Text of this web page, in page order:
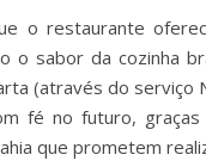
o restaurante
o sabor da cozinha
(através do serviço
fé no futuro,
que prometem